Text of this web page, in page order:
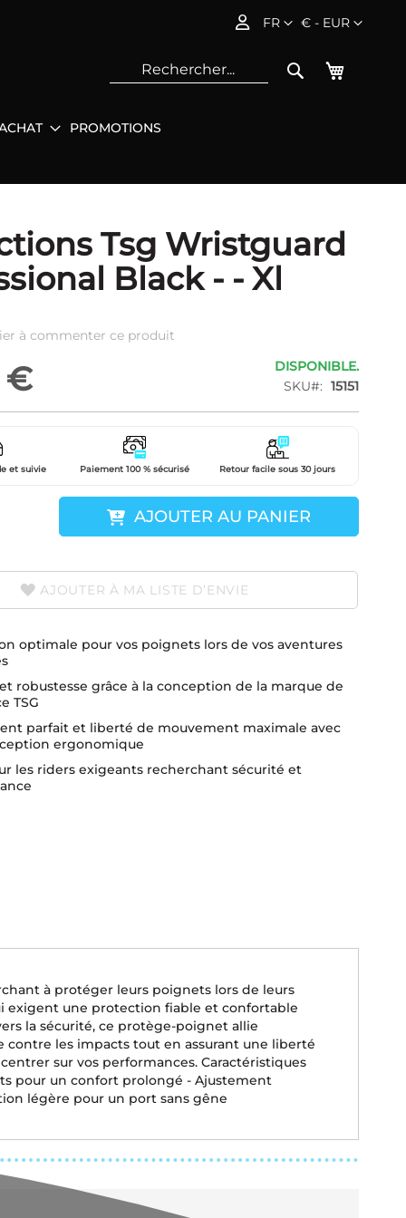
Devise
€ - EUR
Langue
FR
Mon
Rechercher
PROMOTIONS
Tsg Wristguard
Black - - Xl
à commenter ce produit
€
DISPONIBLE.
SKU
15151
et suivie Paiement 100 % sécurisé Retour facile sous 30 jours
AJOUTER AU PANIER
AJOUTER À MA LISTE D’ENVIE
optimale pour vos poignets lors de vos aventures
robustesse grâce à la conception de la marque de
TSG
parfait et liberté de mouvement maximale avec
ergonomique
les riders exigeants recherchant sécurité et
à protéger leurs poignets lors de leurs
exigent une protection fiable et confortable
la sécurité, ce protège-poignet allie
les impacts tout en assurant une liberté
sur vos performances. Caractéristiques
pour un confort prolongé - Ajustement
légère pour un port sans gêne